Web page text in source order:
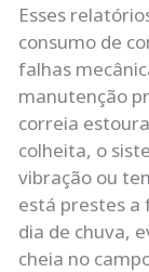
Esses
consumo de
falhas
manutenção
correia
colheita, o
vibração ou
está prestes a
dia de chuva,
cheia no